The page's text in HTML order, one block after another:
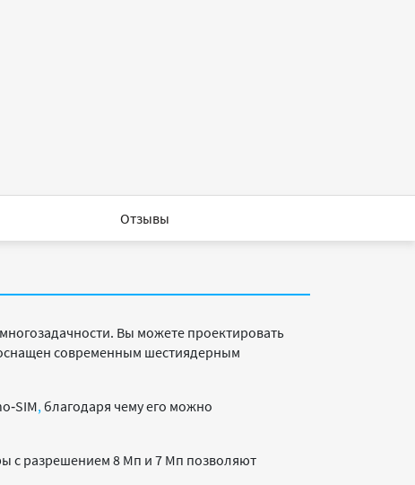
Отзывы
Вы можете проектировать
современным шестиядерным
,благодаря чему его можно
с разрешением 8 Мп и 7 Мп позволяют